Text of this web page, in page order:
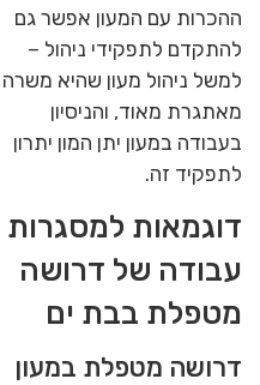
ההכרות עם המעון אפשר גם
להתקדם לתפקידי ניהול –
למשל ניהול מעון שהיא משרה
מאתגרת מאוד, והניסיון
בעבודה במעון יתן המון יתרון
לתפקיד זה.
דוגמאות למסגרות
עבודה של דרושה
מטפלת בבת ים
דרושה מטפלת במעון